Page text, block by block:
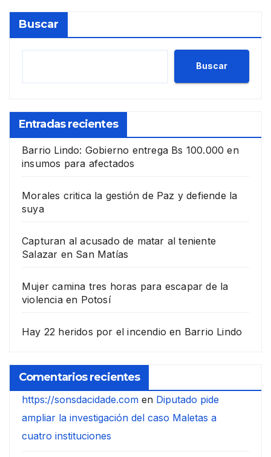
Buscar
Buscar
Entradas recientes
Barrio Lindo: Gobierno entrega Bs 100.000 en
insumos para afectados
Morales critica la gestión de Paz y defiende la
suya
Capturan al acusado de matar al teniente
Salazar en San Matías
Mujer camina tres horas para escapar de la
violencia en Potosí
Hay 22 heridos por el incendio en Barrio Lindo
Comentarios recientes
https://sonsdacidade.com en Diputado pide
ampliar la investigación del caso Maletas a
cuatro instituciones